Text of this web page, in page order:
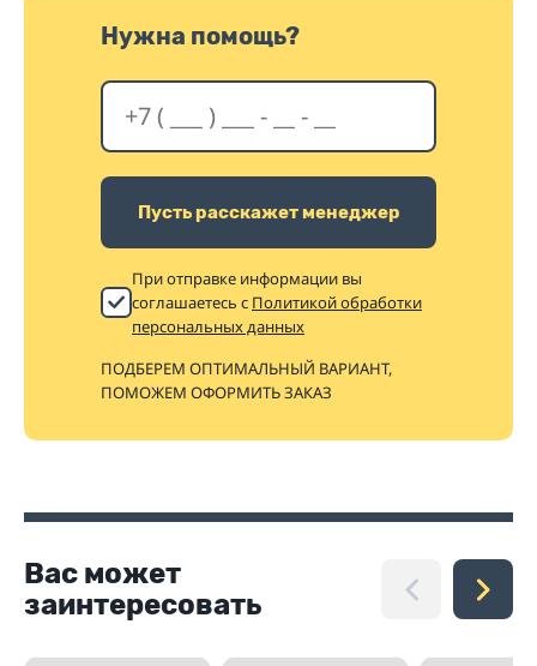
Нужна помощь?
Пусть расскажет менеджер
При отправке информации вы
соглашаетесь с Политикой обработки
персональных данных
ПОДБЕРЕМ ОПТИМАЛЬНЫЙ ВАРИАНТ,
ПОМОЖЕМ ОФОРМИТЬ ЗАКАЗ
Вас может
заинтересовать